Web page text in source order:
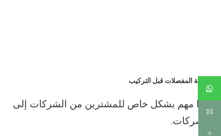
حماية المفصلات قبل التركيب
هذا مهم بشكل خاص للمشترين من الشركات إلى
الشركات.